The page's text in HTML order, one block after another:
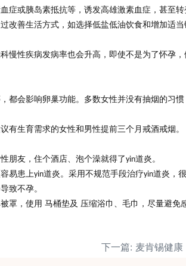
症或胰岛素抵抗等，诱发高雄激素血症，甚至
改善生活方式，如选择低盐低油饮食和增加适
慢性疾病发病率也会升高，即使不是为了怀孕
都会影响卵巢功能。多数女性并没有抽烟的习惯
有生育需求的女性和男性提前三个月戒酒戒烟。
朋友，住个酒店、泡个澡就得了yin道炎。
易患上yin道炎。 采用不规范手段治疗yin道炎，
致不孕。
罩，使用 马桶垫及 压缩浴巾、毛巾，尽量避免